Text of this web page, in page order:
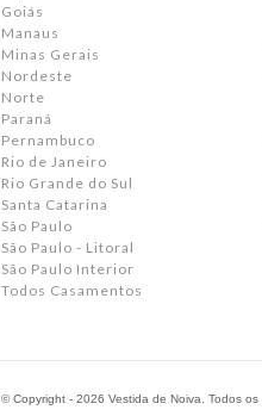
Goiás
Manaus
Minas Gerais
Nordeste
Norte
Paraná
Pernambuco
Rio de Janeiro
Rio Grande do Sul
Santa Catarina
São Paulo
São Paulo - Litoral
São Paulo Interior
Todos Casamentos
© Copyright - 2026 Vestida de Noiva. Todos